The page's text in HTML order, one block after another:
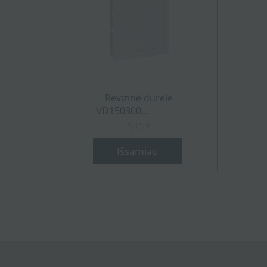
Revizinė durelė
VD150300...
Išsamiau